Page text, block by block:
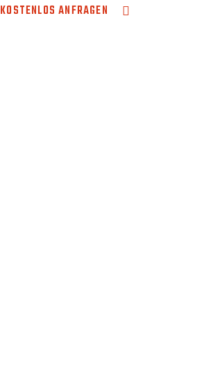
KOSTENLOS ANFRAGEN